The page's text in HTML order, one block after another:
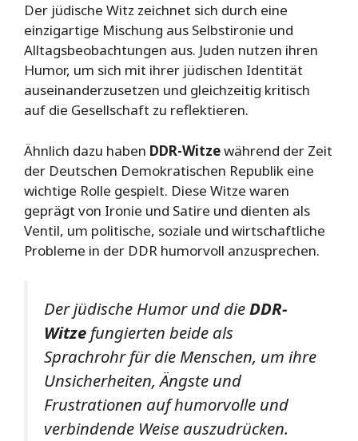
Der jüdische Witz zeichnet sich durch eine
einzigartige Mischung aus Selbstironie und
Alltagsbeobachtungen aus. Juden nutzen ihren
Humor, um sich mit ihrer jüdischen Identität
auseinanderzusetzen und gleichzeitig kritisch
auf die Gesellschaft zu reflektieren.
Ähnlich dazu haben DDR-Witzewährend der Zeit
der Deutschen Demokratischen Republik eine
wichtige Rolle gespielt. Diese Witze waren
geprägt von Ironie und Satire und dienten als
Ventil, um politische, soziale und wirtschaftliche
Probleme in der DDR humorvoll anzusprechen.
Der jüdische Humor und dieDDR-
Witze fungierten beide als
Sprachrohr für die Menschen, um ihre
Unsicherheiten, Ängste und
Frustrationen auf humorvolle und
verbindende Weise auszudrücken.